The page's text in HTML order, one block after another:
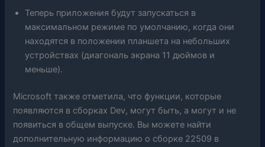
Теперь приложения будут запускаться в
максимальном режиме по умолчанию, когда они
находятся в положении планшета на небольших
устройствах (диагональ экрана 11 дюймов и
меньше).
Microsoft также отметила, что функции, которые
появляются в сборках Dev, могут быть, а могут и не
появиться в общем выпуске. Вы можете найти
дополнительную информацию о сборке 22509 в